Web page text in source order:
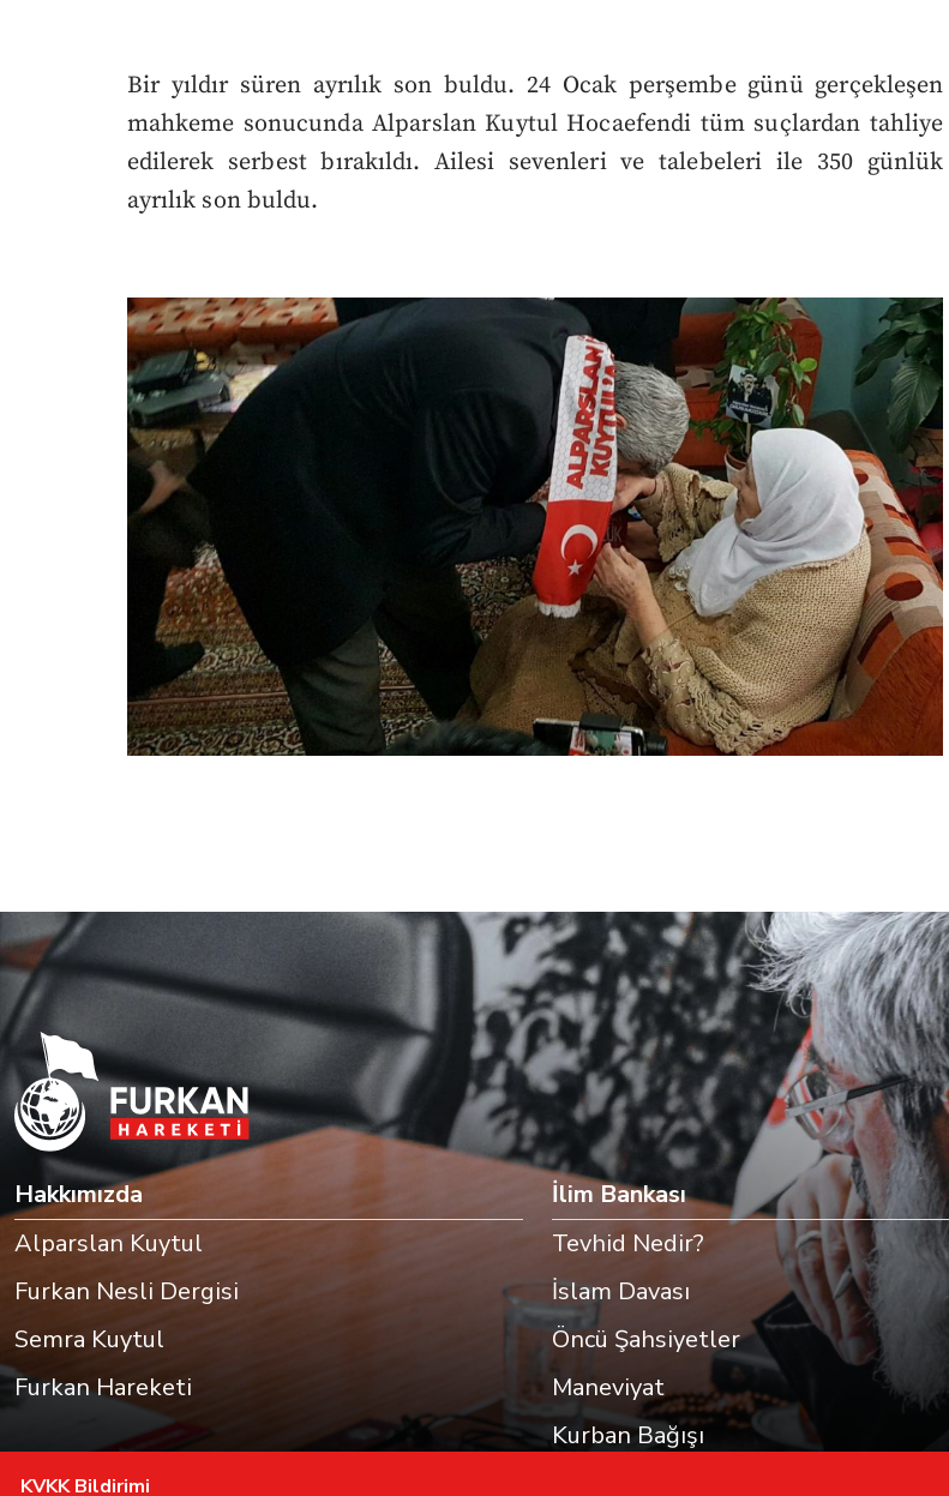
Bir yıldır süren ayrılık son buldu. 24 Ocak perşembe günü gerçekleşen
mahkeme sonucunda Alparslan Kuytul Hocaefendi tüm suçlardan tahliye
edilerek serbest bırakıldı. Ailesi sevenleri ve talebeleri ile 350 günlük
ayrılık son buldu.
Hakkımızda
Alparslan Kuytul
Furkan Nesli Dergisi
Semra Kuytul
Furkan Hareketi
İlim Bankası
Tevhid Nedir?
İslam Davası
Öncü Şahsiyetler
Maneviyat
Kurban Bağışı
KVKK Bildirimi